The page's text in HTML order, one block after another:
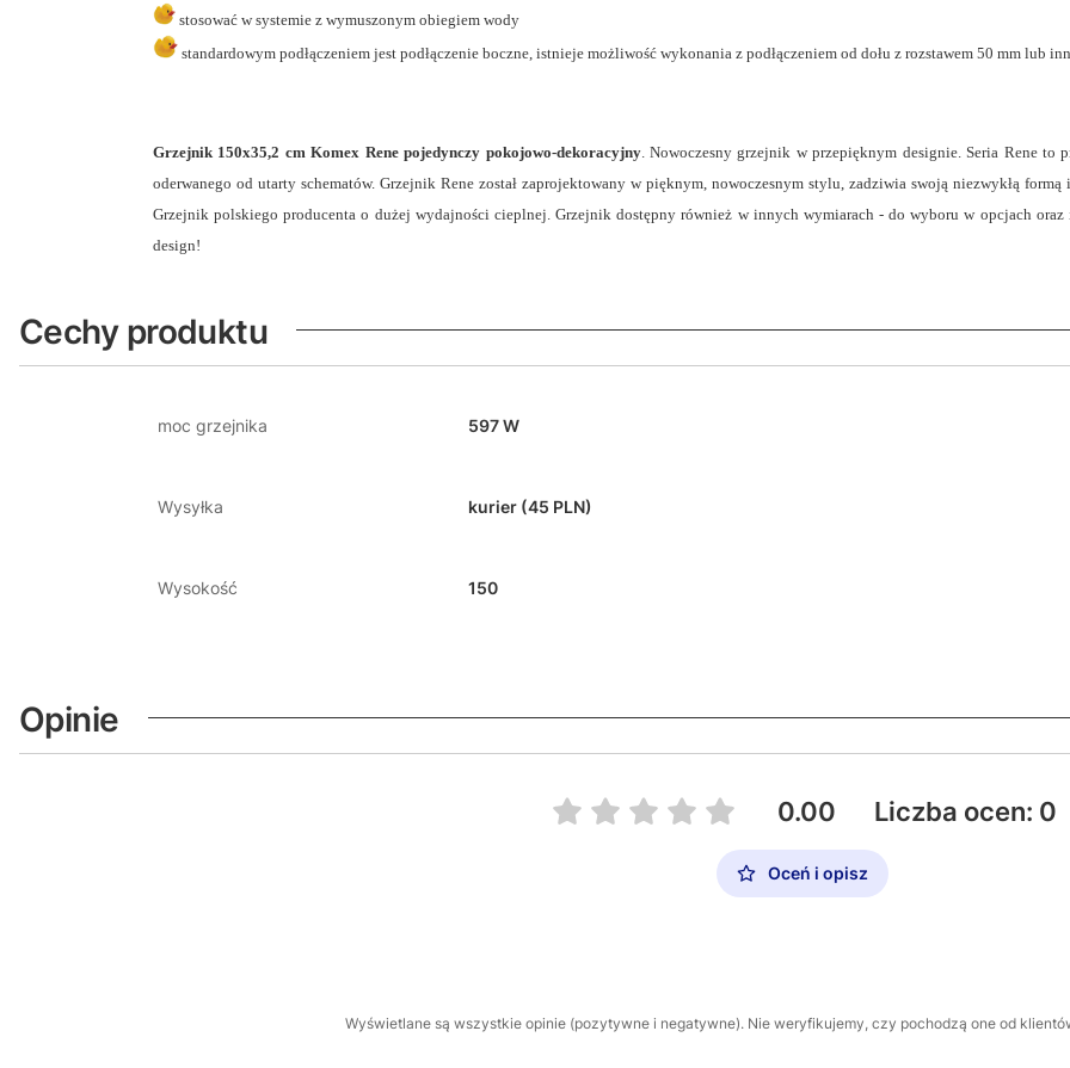
stosować w systemie z wymuszonym obiegiem wody
standardowym podłączeniem jest podłączenie boczne, istnieje możliwość wykonania z podłączeniem od dołu z rozstawem 50 mm lub
Grzejnik 150x35,2 cm Komex Rene pojedynczy pokojowo-dekoracyjny. Nowoczesny grzejnik w przepięknym designie. Seria Rene to
oderwanego od utarty schematów. Grzejnik Rene został zaprojektowany w pięknym, nowoczesnym stylu, zadziwia swoją niezwykłą
Grzejnik polskiego producenta o dużej wydajności cieplnej. Grzejnik dostępny również w innych wymiarach - do wyboru w opcjach
design!
Cechy produktu
moc grzejnika 597 W
Wysyłka kurier (45 PLN)
Wysokość 150
Opinie
0.00 Liczba ocen: 0
Oceń i opisz
Wyświetlane są wszystkie opinie (pozytywne i negatywne). Nie weryfikujemy, czy pochodzą one od